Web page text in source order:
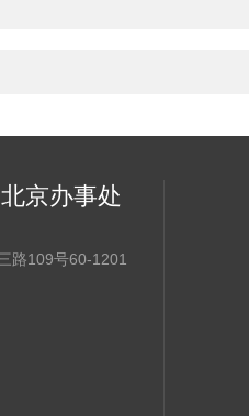
京办事处
路109号60-1201